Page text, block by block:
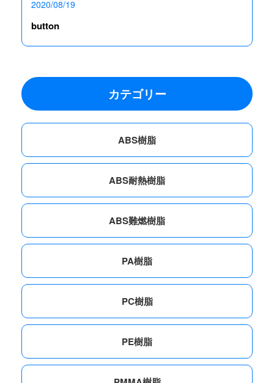
2020/08/19
button
カテゴリー
ABS樹脂
ABS耐熱樹脂
ABS難燃樹脂
PA樹脂
PC樹脂
PE樹脂